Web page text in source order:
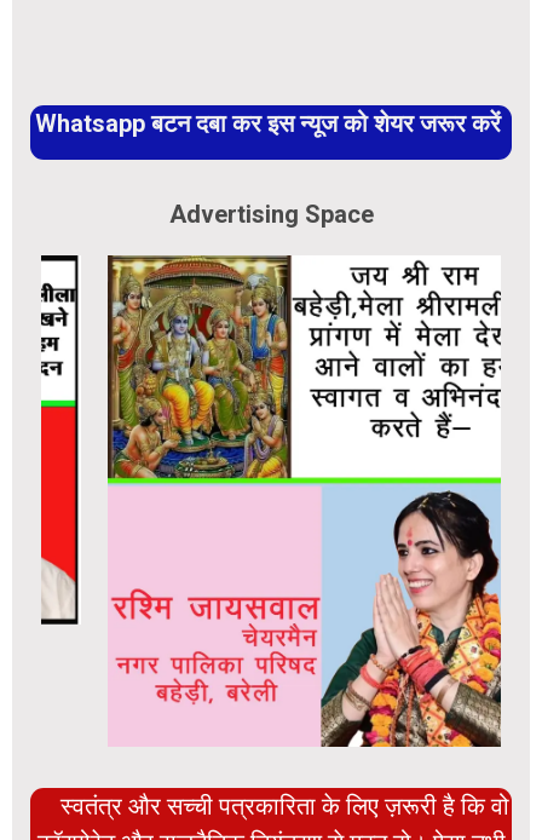
Whatsapp बटन दबा कर इस न्यूज को शेयर जरूर करें
Advertising Space
स्वतंत्र और सच्ची पत्रकारिता के लिए ज़रूरी है कि वो